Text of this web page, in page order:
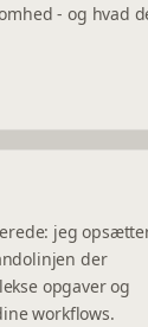
- og hvad
jeg
der
opgaver og
workflows.